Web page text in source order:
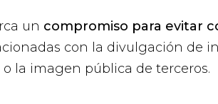
un compromiso para evitar
con la divulgación de
la imagen pública de terceros.